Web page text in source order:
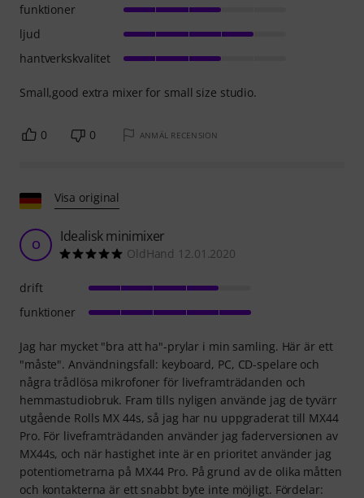
Small,good extra mixer for small size studio.
funktioner
ljud
hantverkskvalitet
0 0 ANMÄL RECENSION
Visa original
O Idealisk minimixer
OldHand 12.01.2020
Jag har mycket "bra att ha"-prylar i min samling. Här är ett
"måste". Användningsfall: keyboard, PC, CD-spelare och
några trådlösa mikrofoner för liveframträdanden och
hemmastudiobruk. Fram tills nyligen använde jag de tyvärr
utgående Rolls MX 44s, så jag har nu uppgraderat till MX44
Pro. För liveframträdanden använder jag faderversionen av
MX44s, och när hastighet inte är en prioritet använder jag
potentiometrarna på MX44 Pro. På grund av de olika måtten
och kontakterna är ett snabbt byte inte möjligt. Fördelar:
drift
funktioner